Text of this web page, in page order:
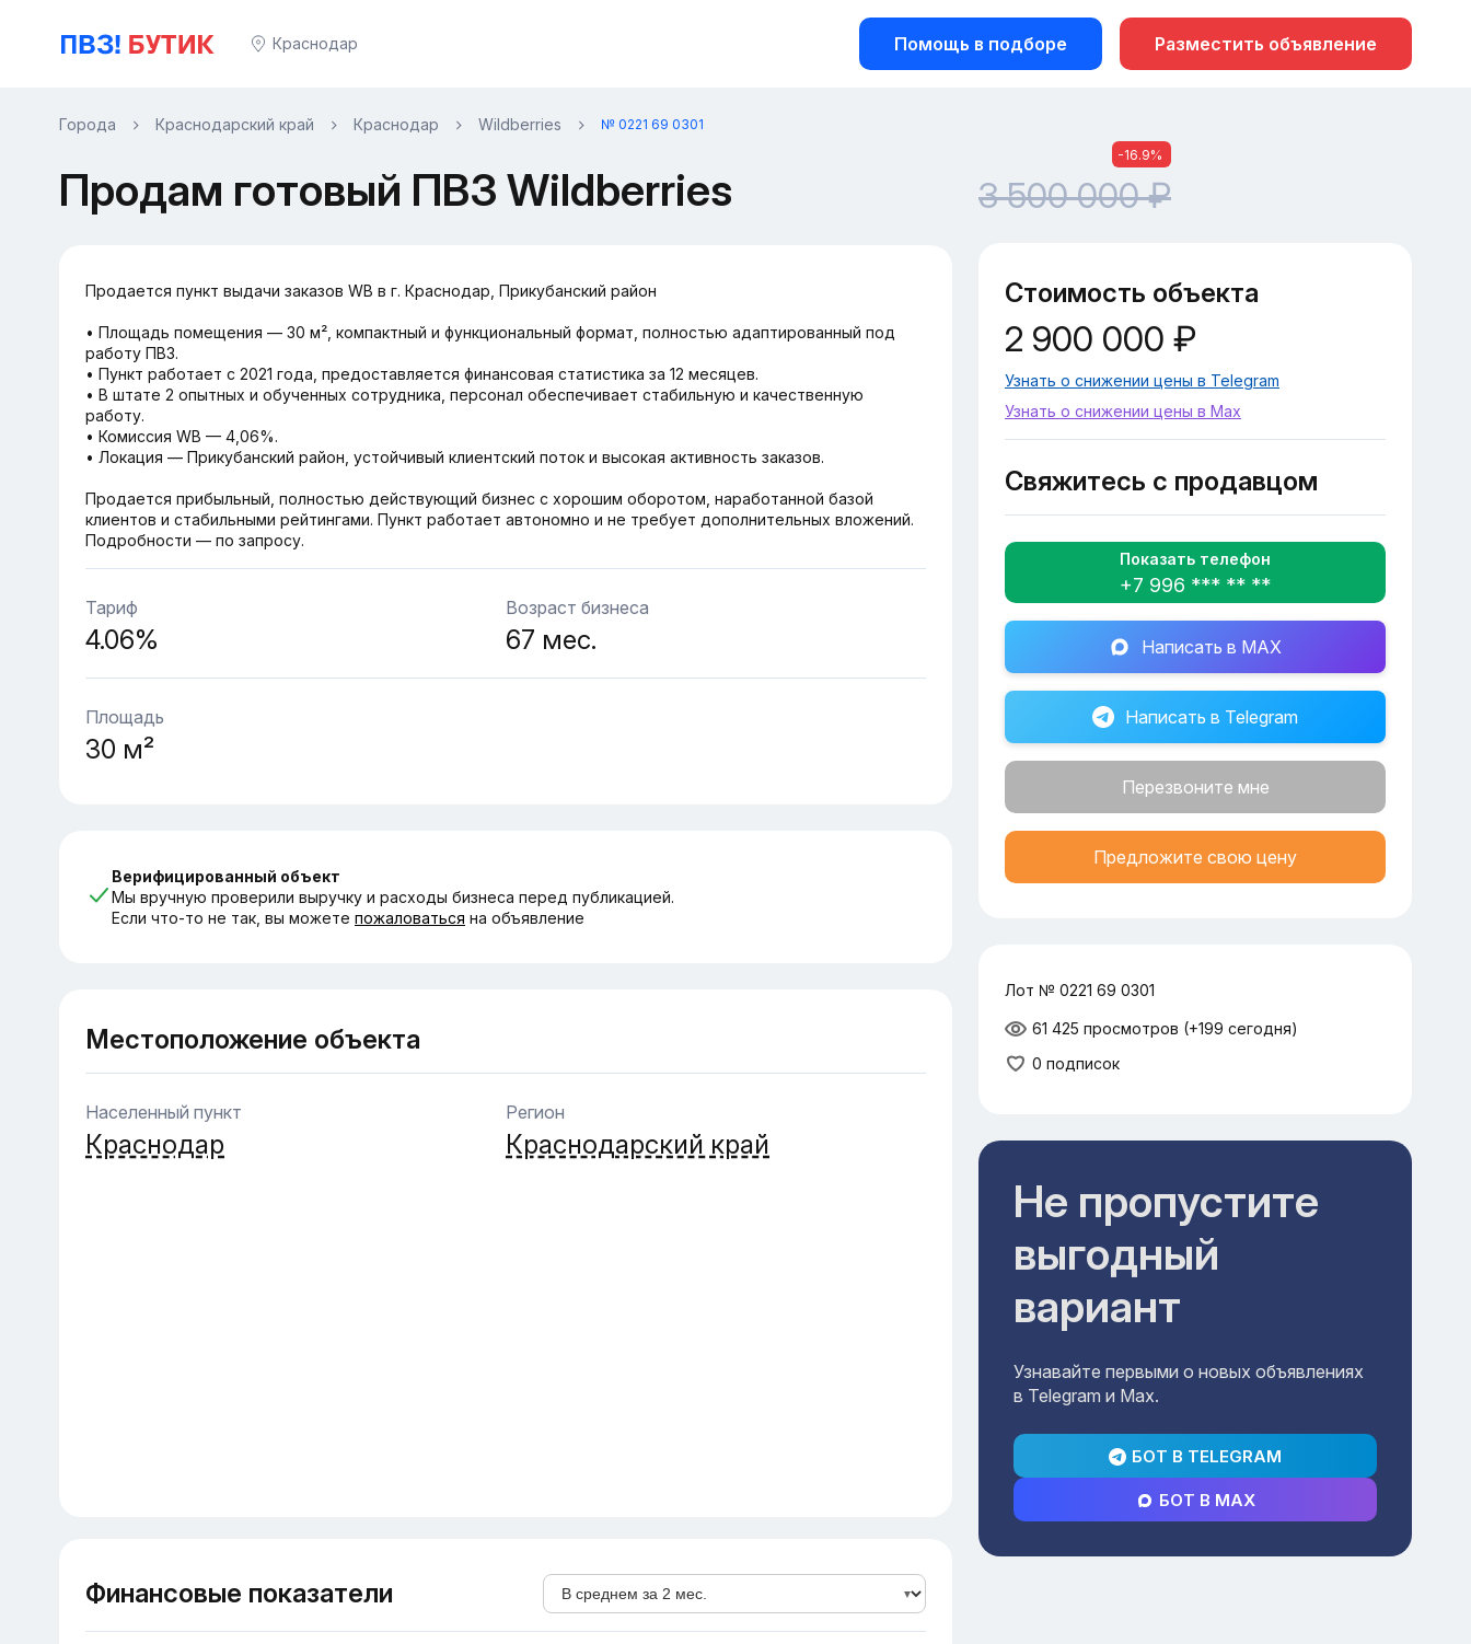
Краснодар Помощь в подборе Разместить объявление
Города Краснодарский край Краснодар Wildberries № 0221 69 0301
Продам готовый ПВЗ Wildberries
Продается пункт выдачи заказов WB в г. Краснодар, Прикубанский район
• Площадь помещения — 30 м², компактный и функциональный формат, полностью адаптированный под
работу ПВЗ.
• Пункт работает с 2021 года, предоставляется финансовая статистика за 12 месяцев.
• В штате 2 опытных и обученных сотрудника, персонал обеспечивает стабильную и качественную
работу.
• Комиссия WB — 4,06%.
• Локация — Прикубанский район, устойчивый клиентский поток и высокая активность заказов.
Продается прибыльный, полностью действующий бизнес с хорошим оборотом, наработанной базой
клиентов и стабильными рейтингами. Пункт работает автономно и не требует дополнительных вложений.
Подробности — по запросу.
Тариф
4.06%
Возраст бизнеса
67 мес.
Площадь
30 м²
Верифицированный объект
Мы вручную проверили выручку и расходы бизнеса перед публикацией.
Если что-то не так, вы можете пожаловаться на объявление
Местоположение объекта
Населенный пункт
Краснодар
Регион
Краснодарский край
Финансовые показатели
-16.9%
3 500 000 ₽
Стоимость объекта
2 900 000 ₽
Узнать о снижении цены в Telegram
Узнать о снижении цены в Max
Свяжитесь с продавцом
Показать телефон
+7 996 *** ** **
Написать в MAX
Написать в Telegram
Перезвоните мне
Предложите свою цену
Лот № 0221 69 0301
61 425 просмотров (+199 сегодня)
0 подписок
Не пропустите
выгодный
вариант
Узнавайте первыми о новых объявлениях
в Telegram и Max.
БОТ В TELEGRAM
БОТ В MAX